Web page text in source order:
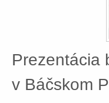
Prezentácia
v Báčskom